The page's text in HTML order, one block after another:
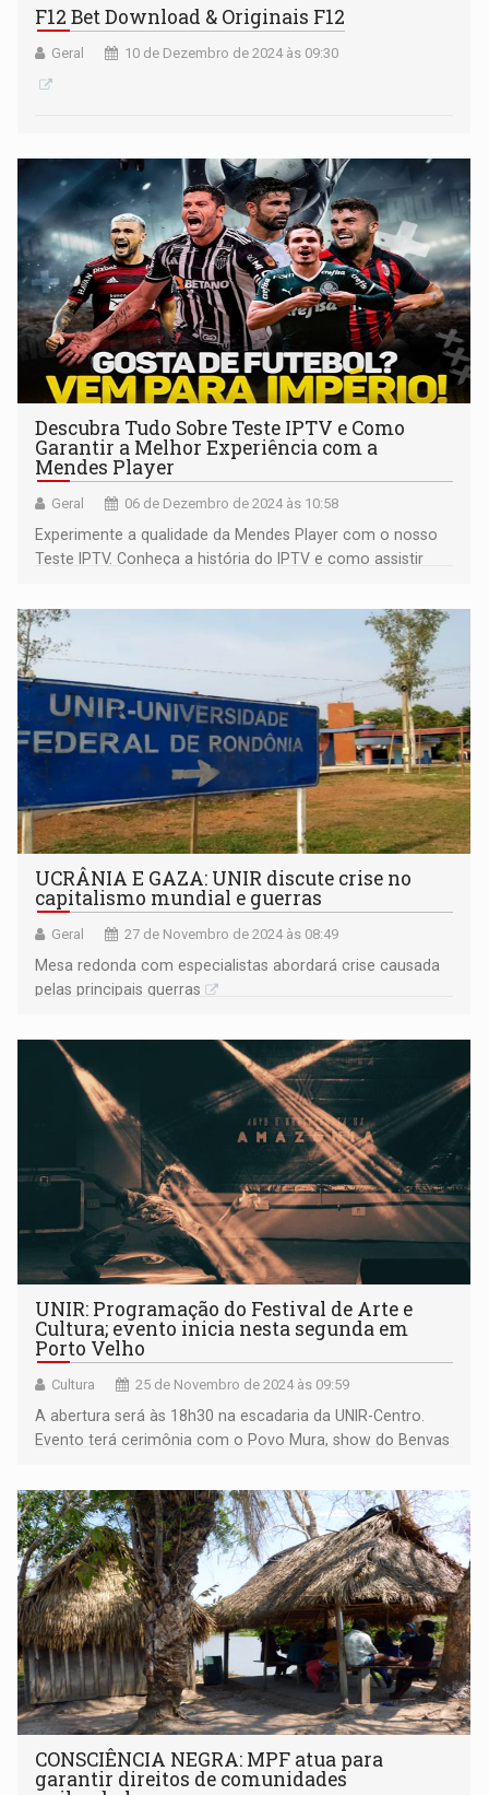
F12 Bet Download & Originais F12
Geral 10 de Dezembro de 2024 às 09:30
Descubra Tudo Sobre Teste IPTV e Como
Garantir a Melhor Experiência com a
Mendes Player
Geral 06 de Dezembro de 2024 às 10:58
Experimente a qualidade da Mendes Player com o nosso
Teste IPTV. Conheça a história do IPTV e como assistir
UCRÂNIA E GAZA: UNIR discute crise no
capitalismo mundial e guerras
Geral 27 de Novembro de 2024 às 08:49
Mesa redonda com especialistas abordará crise causada
pelas principais guerras
UNIR: Programação do Festival de Arte e
Cultura; evento inicia nesta segunda em
Porto Velho
Cultura 25 de Novembro de 2024 às 09:59
A abertura será às 18h30 na escadaria da UNIR-Centro.
Evento terá cerimônia com o Povo Mura, show do Benvas
CONSCIÊNCIA NEGRA: MPF atua para
garantir direitos de comunidades